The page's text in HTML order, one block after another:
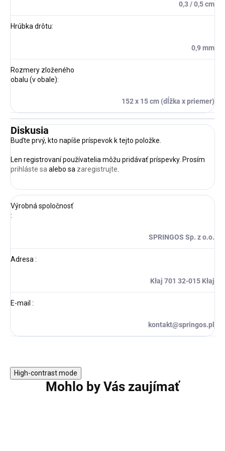
0,3 / 0,5 cm
Hrúbka drôtu:
0,9 mm
Rozmery zloženého
obalu (v obale):
152 x 15 cm (dĺžka x priemer)
Diskusia
Buďte prvý, kto napíše príspevok k tejto položke.
Len registrovaní používatelia môžu pridávať príspevky. Prosím
prihláste sa alebo sa zaregistrujte
Výrobná spoločnosť
:
SPRINGOS Sp. z o.o.
Adresa :
Kłaj 701 32-015 Kłaj
E-mail :
kontakt@springos.pl
High-contrast mode
Mohlo by Vás zaujímať